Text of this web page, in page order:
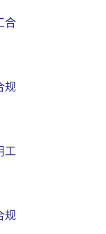
合
规
工
规